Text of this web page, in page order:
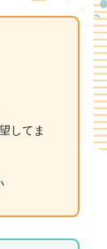
してま